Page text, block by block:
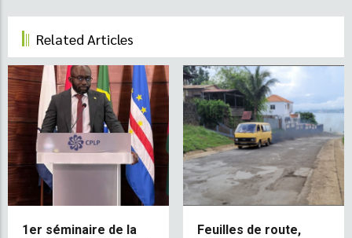
Related Articles
1er séminaire de la
Feuilles de route,